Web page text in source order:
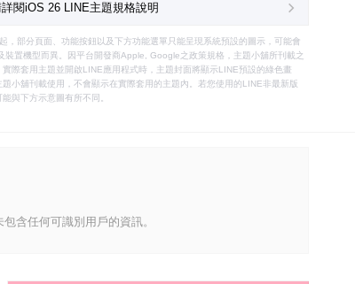
閱iOS 26 LINE主題規格說明
，部分頁面、功能按鈕以及下方功能選單只能呈現系統預設的圖示，可能會
裝置機型而異。因平台開發商Apple, Google之政策規格，主題小舖所刊載之
實際套用主題並開啟LINE應用程式時，主題封面將顯示LINE預設的綠色畫
小舖刊載使用，不會顯示在實際套用的主題內。若您使用的LINE非最新版
與下方示意圖有所不同。
含任何可識別用戶的資訊。